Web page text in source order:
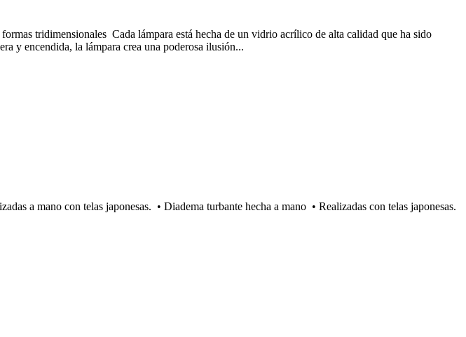
tridimensionales Cada lámpara está hecha de un vidrio acrílico de alta calidad que ha sido
y encendida, la lámpara crea una poderosa ilusión...
a mano con telas japonesas. • Diadema turbante hecha a mano • Realizadas con telas japonesas.